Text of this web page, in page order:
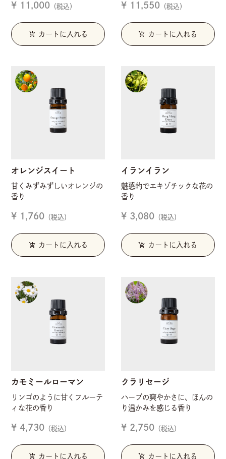
¥ 11,000 （税込）
add_shopping_cart カートに入れる
¥ 11,550 （税込）
add_shopping_cart カートに入れる
オレンジスイート
甘くみずみずしいオレンジの
香り
¥ 1,760 （税込）
add_shopping_cart カートに入れる
イランイラン
魅惑的でエキゾチックな花の
香り
¥ 3,080 （税込）
add_shopping_cart カートに入れる
カモミールローマン
リンゴのように甘くフルーテ
ィな花の香り
¥ 4,730 （税込）
add_shopping_cart カートに入れる
クラリセージ
ハーブの爽やかさに、ほんの
り温かみを感じる香り
¥ 2,750 （税込）
add_shopping_cart カートに入れる